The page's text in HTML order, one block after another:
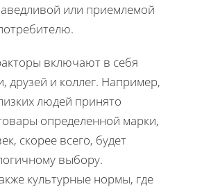
или приемлемой
включают в себя
друзей и коллег. Например,
людей принято
определенной марки,
скорее всего, будет
выбору.
культурные нормы, где